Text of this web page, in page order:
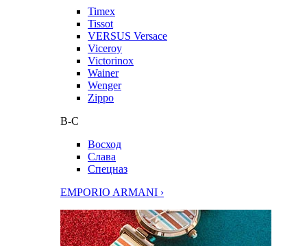
Timex
Tissot
VERSUS Versace
Viceroy
Victorinox
Wainer
Wenger
Zippo
В-С
Восход
Слава
Спецназ
EMPORIO ARMANI ›